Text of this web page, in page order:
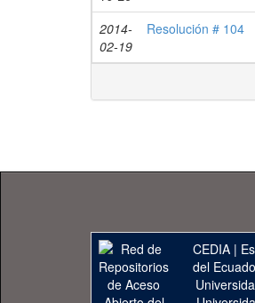
2014-
02-19
Resolución # 104
CEDIA |
del